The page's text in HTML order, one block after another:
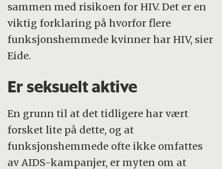
sammen med risikoen for HIV. Det er en
viktig forklaring på hvorfor flere
funksjonshemmede kvinner har HIV, sier
Eide.
Er seksuelt aktive
En grunn til at det tidligere har vært
forsket lite på dette, og at
funksjonshemmede ofte ikke omfattes
av AIDS-kampanjer, er myten om at